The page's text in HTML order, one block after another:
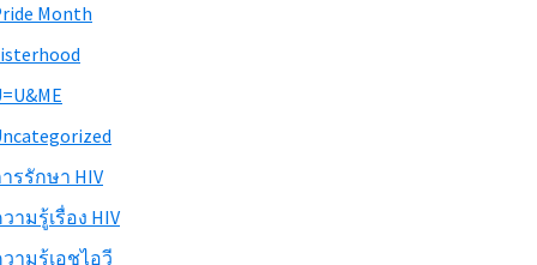
Month
รรักษา HIV
ามรู้เรื่อง HIV
ามรู้เอชไอวี